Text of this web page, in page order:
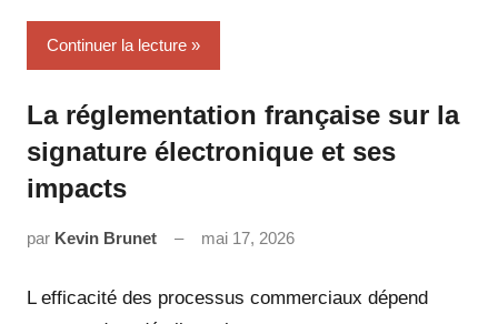
Continuer la lecture
La réglementation française sur la
signature électronique et ses
impacts
par Kevin Brunet mai 17, 2026
L efficacité des processus commerciaux dépend